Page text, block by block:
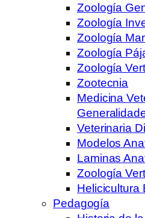
Zoología
Zoología
Zoología
Zoología
Zoología
Zootecnia
Medicina
Veterinaria
Modelos
Laminas
Zoología
Helicicultura
Pedagogía